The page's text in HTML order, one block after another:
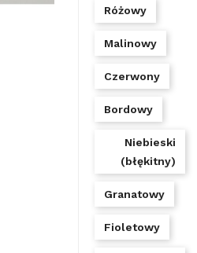
Różowy
Malinowy
Czerwony
Bordowy
Niebieski
(błękitny)
Granatowy
Fioletowy